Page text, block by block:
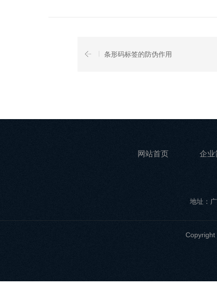
条形码标签的防伪作用
网站首页 企业
地址：